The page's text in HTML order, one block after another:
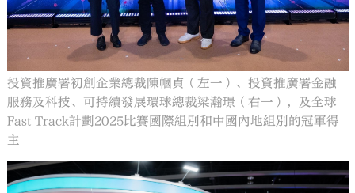
投資推廣署初創企業總裁陳幗貞（左一）、投資推廣署金融
服務及科技、可持續發展環球總裁梁瀚璟（右一），及全球
Fast Track計劃2025比賽國際組別和中國內地組別的冠軍得
主